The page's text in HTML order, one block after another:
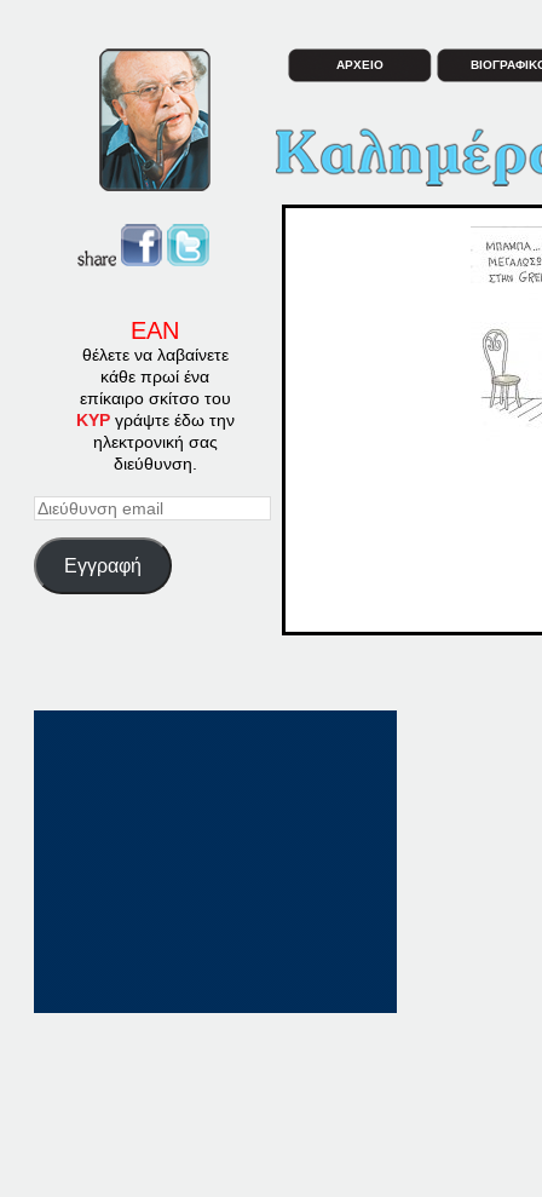
ΕΑΝ
θέλετε να λαβαίνετε
κάθε πρωί ένα
επίκαιρο σκίτσο του
ΚΥΡγράψτε έδω την
ηλεκτρονική σας
διεύθυνση.
Διεύθυνση
Εγγραφή
ΑΡΧΕΙΟ